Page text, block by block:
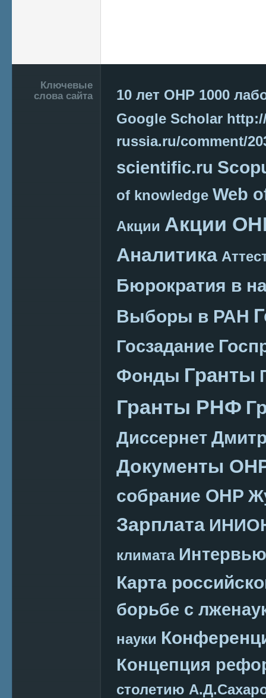
Подвал
Ключевые
слова сайта
10 лет ОНР 1000
Google Scholar
russia.ru/comment/
scientific.ru
of knowledge Web
Акции Акции
Аналитика
Бюрократия в
Выборы в РАН
Госзадание
Фонды Гранты
Гранты РНФ
Диссернет
Документы
собрание ОНР
Зарплата
климата Интервью
Карта
борьбе с
науки
Концепция
столетию